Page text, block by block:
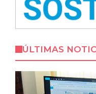
ÚLTIMAS